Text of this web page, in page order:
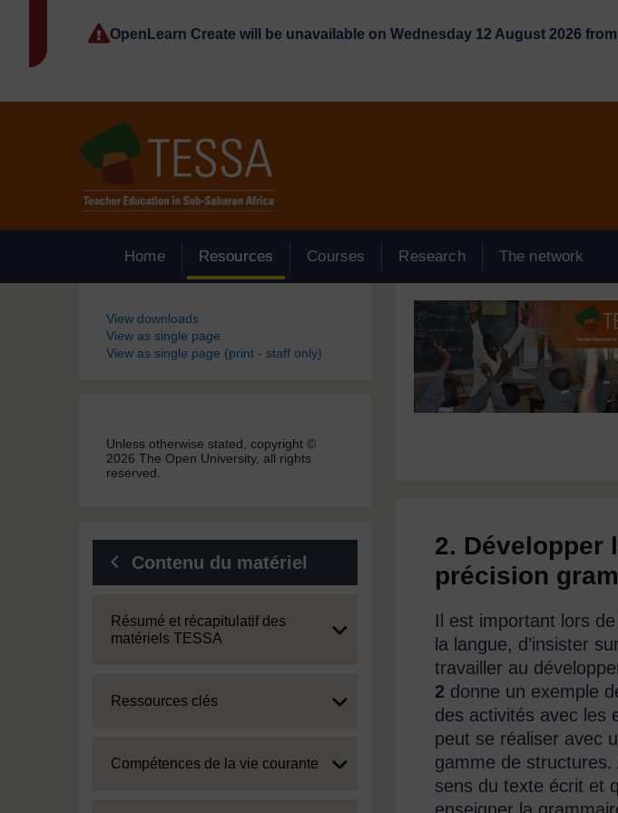
OpenLearn Create will be unavailable on Wednesday 12 August 2026
Home Resources Courses Research The network
Blocs
View downloads
View as single page
View as single page (print - staff only)
Unless otherwise stated, copyright ©
2026 The Open University, all rights
reserved.
Contenu du matériel
Expand
Résumé et récapitulatif des
matériels TESSA
Expand
Ressources clés
Expand
Compétences de la vie courante
2. Développer
précision
Il est important lors
la langue, d’insister
travailler au
2 donne un exemple
des activités avec les
peut se réaliser avec
gamme de
sens du texte écrit et